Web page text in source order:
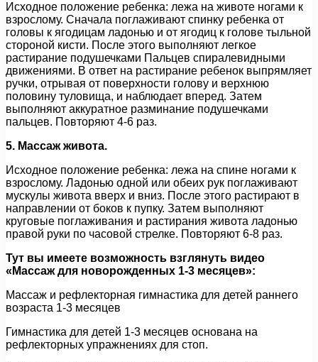
Исходное положение ребенка: лежа на животе ногами к
взрослому. Сначала поглаживают спинку ребенка от
головы к ягодицам ладонью и от ягодиц к голове тыльной
стороной кисти. После этого выполняют легкое
растирание подушечками Пальцев спиралевидными
движениями. В ответ на растирание ребенок выпрямляет
ручки, отрывая от поверхности голову и верхнюю
половину туловища, и наблюдает вперед. Затем
выполняют аккуратное разминание подушечками
пальцев. Повторяют 4-6 раз.
5. Массаж живота.
Исходное положение ребенка: лежа на спине ногами к
взрослому. Ладонью одной или обеих рук поглаживают
мускулы живота вверх и вниз. После этого растирают в
направлении от боков к пупку. Затем выполняют
круговые поглаживания и растирания живота ладонью
правой руки по часовой стрелке. Повторяют 6-8 раз.
Тут вы имеете возможность взглянуть видео
«Массаж для новорожденных 1-3 месяцев»:
Массаж и рефлекторная гимнастика для детей раннего
возраста 1-3 месяцев
Гимнастика для детей 1-3 месяцев основана на
рефлекторных упражнениях для стоп.